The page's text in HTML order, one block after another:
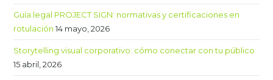
Guía legal PROJECT SIGN: normativas y certificaciones en
rotulación 14 mayo, 2026
Storytelling visual corporativo: cómo conectar con tu público
15 abril, 2026